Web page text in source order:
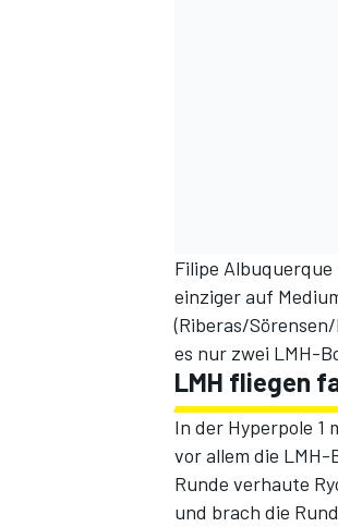
Filipe
einziger auf
(Riberas/
es nur zwei LMH-
LMH fliegen
In der Hyperpole 1
vor allem die
Runde verhaute
und brach die